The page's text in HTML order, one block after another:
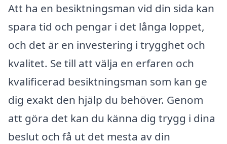
Att ha en besiktningsman vid din sida kan
spara tid och pengar i det långa loppet,
och det är en investering i trygghet och
kvalitet. Se till att välja en erfaren och
kvalificerad besiktningsman som kan ge
dig exakt den hjälp du behöver. Genom
att göra det kan du känna dig trygg i dina
beslut och få ut det mesta av din